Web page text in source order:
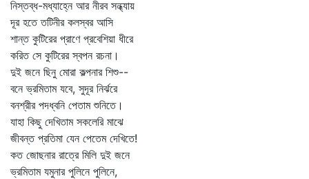
নিস্তব্ধ-মধ্যাহ্নে আর নীরব সন্ধ্যায়
দূর হতে তটিনীর কলস্বর আসি
শান্ত কুটিরের প্রাণে প্রবেশিয়া ধীরে
করিত সে কুটিরের স্বপন রচনা।
দুই জনে ছিনু মোরা কল্পনার শিশু--
বনে ভ্রমিতাম যবে, সুদূর নির্ঝরে
বনশ্রীর পদধ্বনি পেতাম শুনিতে।
যাহা কিছু দেখিতাম সকলেরি মাঝে
জীবন্ত প্রতিমা যেন পেতেম দেখিতে!
কত জোছনার রাত্রে মিলি দুই জনে
ভ্রমিতাম যমুনার পুলিনে পুলিনে,